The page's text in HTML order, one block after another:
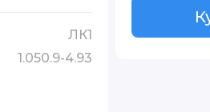
ЛК1
1.050.9-4.93